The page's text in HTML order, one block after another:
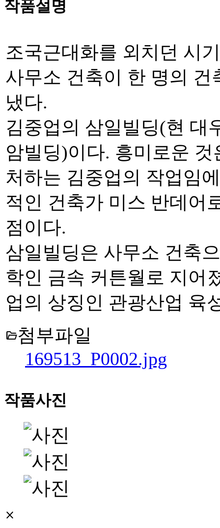
작품설명
조국근대화를 외치던 시
사무소 건축이 한 명의
냈다.
김중업의 삼일빌딩(현 대
암빌딩)이다. 흥미로운
처하는 김중업의 작업임
적인 건축가 미스 반데어
점이다.
삼일빌딩은 사무소 건축
학인 금속 커튼월로 지어
업의 상징인 관광산업 육
folder_open첨부파일
169513_P0002.jpg
작품사진
close